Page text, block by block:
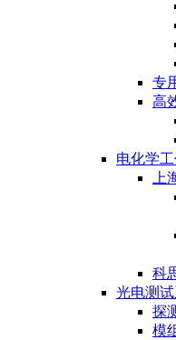
专
高
电化学
上
科
光电测
探
模